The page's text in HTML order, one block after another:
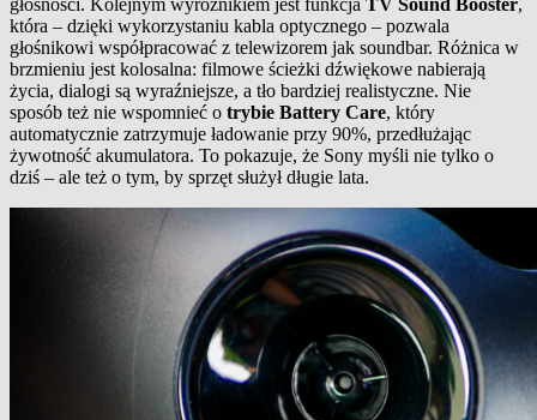
która – dzięki wykorzystaniu kabla optycznego – pozwala
głośnikowi współpracować z telewizorem jak soundbar. Różnica w
brzmieniu jest kolosalna: filmowe ścieżki dźwiękowe nabierają
życia, dialogi są wyraźniejsze, a tło bardziej realistyczne. Nie
sposób też nie wspomnieć o trybie Battery Care, który
automatycznie zatrzymuje ładowanie przy 90%, przedłużając
żywotność akumulatora. To pokazuje, że Sony myśli nie tylko o
dziś – ale też o tym, by sprzęt służył długie lata.